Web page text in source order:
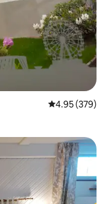
從 379 則評價
4.95 (379)